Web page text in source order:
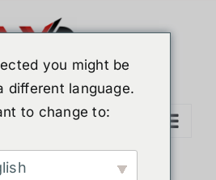
5090 : สุด
you might be
different language.
to change to: